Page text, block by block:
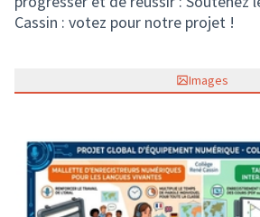
Cassin : votez pour notre projet !
Images